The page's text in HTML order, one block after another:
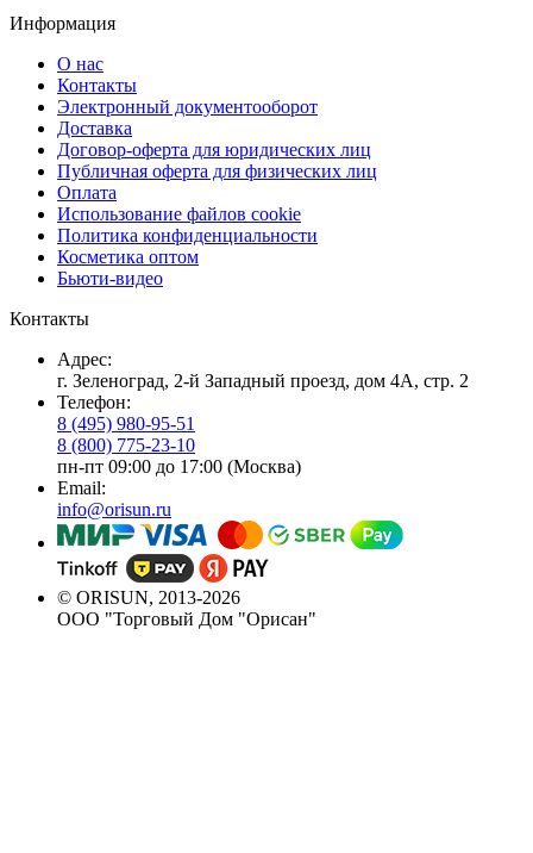
Информация
О нас
Контакты
Электронный документооборот
Доставка
Договор-оферта для юридических лиц
Публичная оферта для физических лиц
Оплата
Использование файлов cookie
Политика конфиденциальности
Косметика оптом
Бьюти-видео
Контакты
Адрес:
г. Зеленоград, 2-й Западный проезд, дом 4А, стр. 2
Телефон:
8 (495) 980-95-51
8 (800) 775-23-10
пн-пт 09:00 до 17:00 (Москва)
Email:
info@orisun.ru
© ORISUN, 2013-2026
ООО "Торговый Дом "Орисан"